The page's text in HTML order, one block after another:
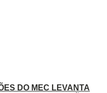
DO MEC LEVANTA